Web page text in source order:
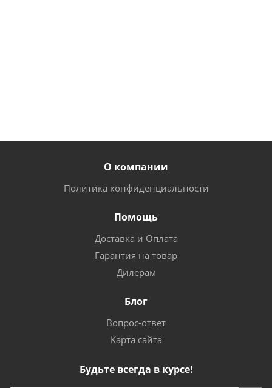
О компании
Политика конфиденциальности
Помощь
Доставка и Оплата
Гарантия на товар
Дилерам
Блог
Вопрос-ответ
Карта сайта
Будьте всегда в курсе!